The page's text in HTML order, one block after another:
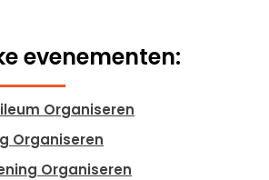
evenementen:
Organiseren
Organiseren
Organiseren